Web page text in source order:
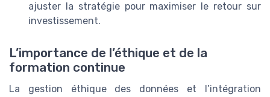
ajuster la stratégie pour maximiser le retour sur
investissement.
L’importance de l’éthique et de la
formation continue
La gestion éthique des données et l’intégration